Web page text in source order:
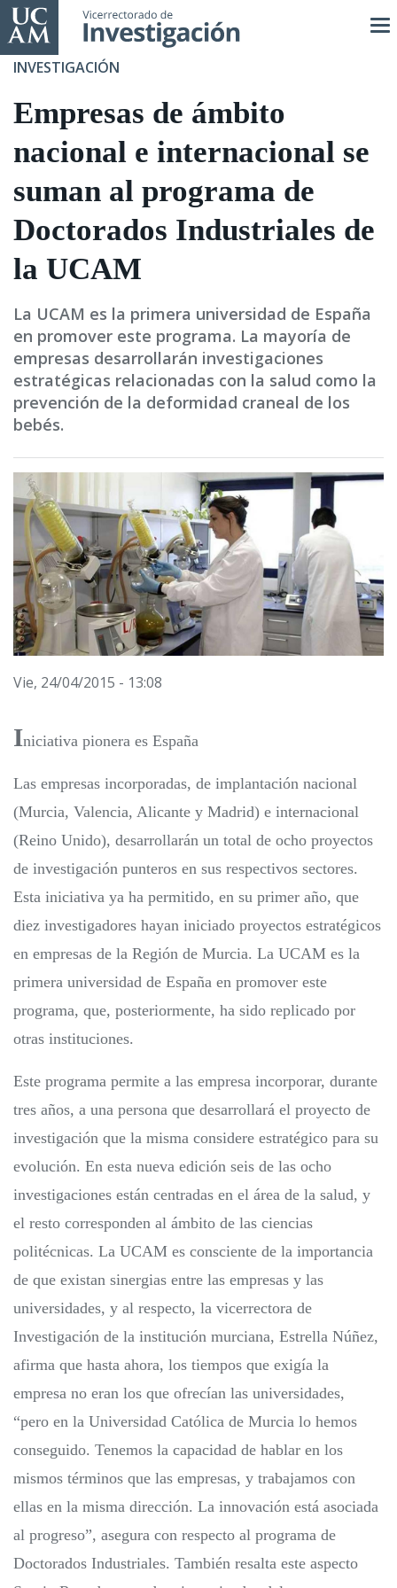
Pasar
al
contenido
INVESTIGACIÓN
Empresas de ámbito
nacional e internacional se
suman al programa de
Doctorados Industriales de
la UCAM
La UCAM es la primera universidad de España
en promover este programa. La mayoría de
empresas desarrollarán investigaciones
estratégicas relacionadas con la salud como la
prevención de la deformidad craneal de los
bebés.
Vie, 24/04/2015 - 13:08
Iniciativa pionera es España
Las empresas incorporadas, de implantación nacional
(Murcia, Valencia, Alicante y Madrid) e internacional
(Reino Unido), desarrollarán un total de ocho proyectos
de investigación punteros en sus respectivos sectores.
Esta iniciativa ya ha permitido, en su primer año, que
diez investigadores hayan iniciado proyectos estratégicos
en empresas de la Región de Murcia. La UCAM es la
primera universidad de España en promover este
programa, que, posteriormente, ha sido replicado por
otras instituciones.
Este programa permite a las empresa incorporar, durante
tres años, a una persona que desarrollará el proyecto de
investigación que la misma considere estratégico para su
evolución. En esta nueva edición seis de las ocho
investigaciones están centradas en el área de la salud, y
el resto corresponden al ámbito de las ciencias
politécnicas. La UCAM es consciente de la importancia
de que existan sinergias entre las empresas y las
universidades, y al respecto, la vicerrectora de
Investigación de la institución murciana, Estrella Núñez,
afirma que hasta ahora, los tiempos que exigía la
empresa no eran los que ofrecían las universidades,
“pero en la Universidad Católica de Murcia lo hemos
conseguido. Tenemos la capacidad de hablar en los
mismos términos que las empresas, y trabajamos con
ellas en la misma dirección. La innovación está asociada
al progreso”, asegura con respecto al programa de
Doctorados Industriales. También resalta este aspecto